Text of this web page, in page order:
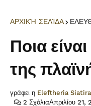
ΑΡΧΙΚΉ ΣΕΛΊΔΑ
Ποια
της
γράφει η Eleftheria Siatira
Απριλίου 21,
2 Σχόλια